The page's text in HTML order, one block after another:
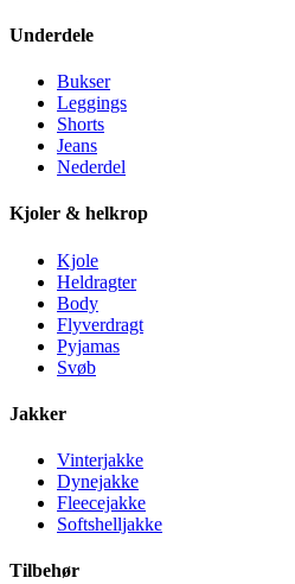
Underdele
Bukser
Leggings
Shorts
Jeans
Nederdel
Kjoler & helkrop
Kjole
Heldragter
Body
Flyverdragt
Pyjamas
Svøb
Jakker
Vinterjakke
Dynejakke
Fleecejakke
Softshelljakke
Tilbehør